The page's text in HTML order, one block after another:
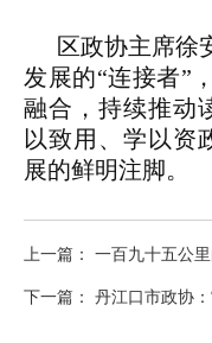
区政协主席徐
发展的“连接者”
融合，持续推动
以致用、学以资
展的鲜明注脚。
上一篇： 一百九十五公
下一篇： 丹江口市政协：